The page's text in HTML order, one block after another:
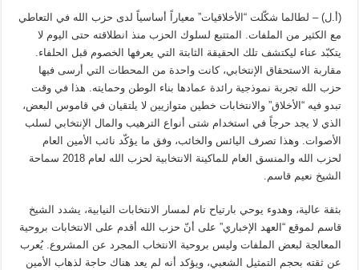
(أ.ل) – لطالما شكّلت “الأخلاقيات” معياراً أساسياً لدى حزب الله في التعاطي
مع الكثير من الملفات. المتتبع لسلوك الحزب منذ انطلاقته حتى اليوم لا
يتكبّد عناء ليكتشف تلك الحقيقة الثابتة التي يعرفها الخصوم قبل الحلفاء.
مقاربة الاستحقاق الإنتخابي، كانت واحدة من المحطات التي أرسى فيها
حزب الله تجربة نموذجية رائدة عمادها بناء الوطن وحمايته. هذا في وقت
تبدو فيه “الأخلاق” والانتخابات خطين متوازيين لا يلتقيان في قاموس البعض،
الذي لا يجد حرجاً في استخدام شتى أنواع الترهيب والمال الإنتخابي لسلب
الأصوات. وهذا تصرف اليائس والخائب، وفق ما يؤكّد نائب الأمين العام
لحزب الله والمنسق العام للماكينة الانتخابية لحزب الله لعام 2018 سماحة
الشيخ نعيم قاسم.
بثقة عالية، وهدوء يوحي بارتياح تام لمسار الانتخابات النيابية، يشدد الشيخ
قاسم لموقع “العهد الإخباري” على أنّ حزب الله أقدم على الانتخابات بروحية
المعالجة لبعض الملفات وليس بروحية الانتخاب المجرد عن المشروع. يُعرب
عن ثقته بحجم التمثيل الشعبي، ويؤكد أنه لم يعد هناك حاجة لذهاب الأمين